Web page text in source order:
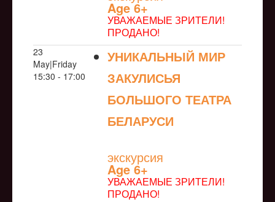
Age 6+
УВАЖАЕМЫЕ ЗРИТЕЛИ!
ПРОДАНО!
23
May|Friday
15:30 - 17:00
УНИКАЛЬНЫЙ МИР
ЗАКУЛИСЬЯ
БОЛЬШОГО ТЕАТРА
БЕЛАРУСИ
экскурсия
Age 6+
УВАЖАЕМЫЕ ЗРИТЕЛИ!
ПРОДАНО!